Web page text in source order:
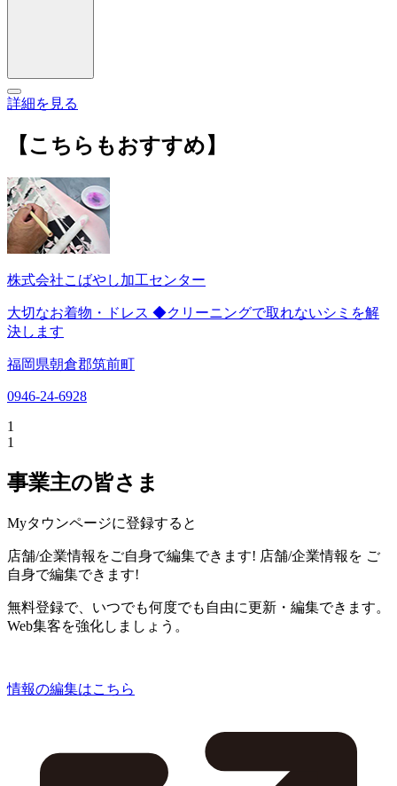
詳細を見る
【こちらもおすすめ】
株式会社こばやし加工センター
大切なお着物・ドレス ◆クリーニングで取れないシミを解
決します
福岡県朝倉郡筑前町
0946-24-6928
1
1
事業主の皆さま
Myタウンページに登録すると
店舗/企業情報をご自身で編集できます! 店舗/企業情報を ご
自身で編集できます!
無料登録で、いつでも何度でも自由に更新・編集できます。
Web集客を強化しましょう。
情報の編集はこちら